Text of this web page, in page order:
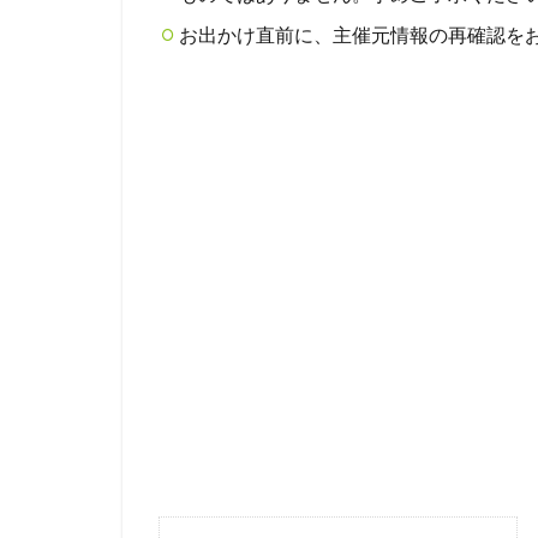
お出かけ直前に、主催元情報の再確認を